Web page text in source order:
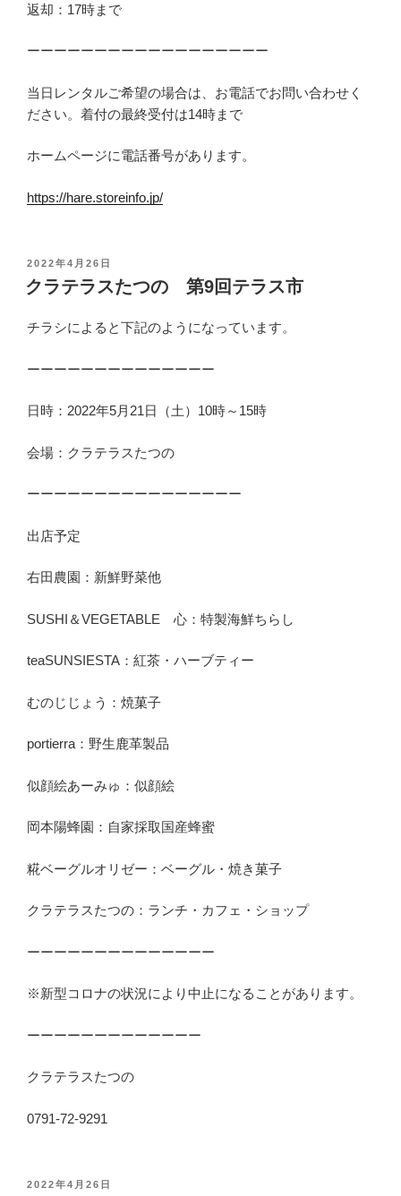
返却：17時まで
ーーーーーーーーーーーーーーーーーー
当日レンタルご希望の場合は、お電話でお問い合わせく
ださい。着付の最終受付は14時まで
ホームページに電話番号があります。
https://hare.storeinfo.jp/
投
稿
日
2022年4月26日
クラテラスたつの 第9回テラス市
チラシによると下記のようになっています。
ーーーーーーーーーーーーーー
日時：2022年5月21日（土）10時～15時
会場：クラテラスたつの
ーーーーーーーーーーーーーーーー
出店予定
右田農園：新鮮野菜他
SUSHI＆VEGETABLE 心：特製海鮮ちらし
teaSUNSIESTA：紅茶・ハーブティー
むのじじょう：焼菓子
portierra：野生鹿革製品
似顔絵あーみゅ：似顔絵
岡本陽蜂園：自家採取国産蜂蜜
糀ベーグルオリゼー：ベーグル・焼き菓子
クラテラスたつの：ランチ・カフェ・ショップ
ーーーーーーーーーーーーーー
※新型コロナの状況により中止になることがあります。
ーーーーーーーーーーーーー
クラテラスたつの
0791-72-9291
投
2022年4月26日